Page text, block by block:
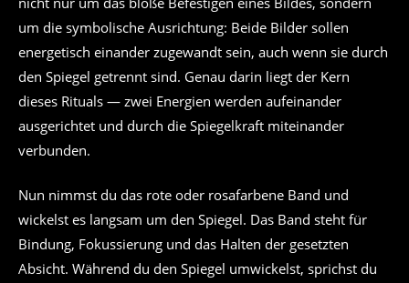
um die symbolische Ausrichtung: Beide Bilder sollen
energetisch einander zugewandt sein, auch wenn sie durch
den Spiegel getrennt sind. Genau darin liegt der Kern
dieses Rituals — zwei Energien werden aufeinander
ausgerichtet und durch die Spiegelkraft miteinander
verbunden.
Nun nimmst du das rote oder rosafarbene Band und
wickelst es langsam um den Spiegel. Das Band steht für
Bindung, Fokussierung und das Halten der gesetzten
Absicht. Während du den Spiegel umwickelst, sprichst du